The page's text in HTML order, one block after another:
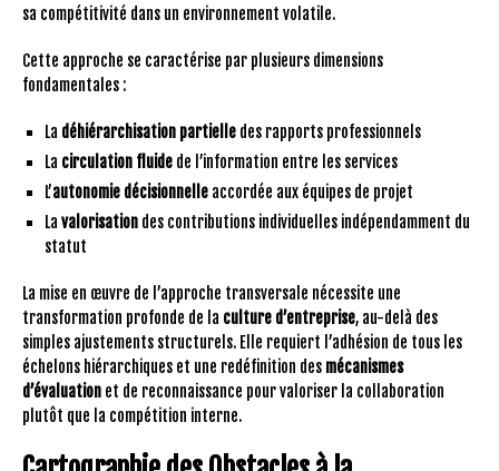
sa compétitivité dans un environnement volatile.
Cette approche se caractérise par plusieurs dimensions
fondamentales :
La déhiérarchisation partielle des rapports professionnels
La circulation fluide de l’information entre les services
L’autonomie décisionnelle accordée aux équipes de projet
La valorisation des contributions individuelles indépendamment du
statut
La mise en œuvre de l’approche transversale nécessite une
transformation profonde de la culture d’entreprise, au-delà des
simples ajustements structurels. Elle requiert l’adhésion de tous les
échelons hiérarchiques et une redéfinition des mécanismes
d’évaluation et de reconnaissance pour valoriser la collaboration
plutôt que la compétition interne.